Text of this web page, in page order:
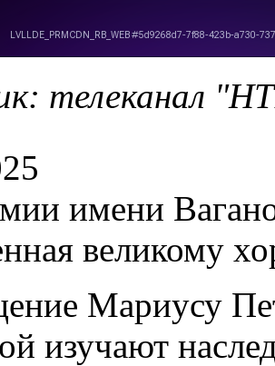
телеканал
имени
великому
Мариусу
изучают